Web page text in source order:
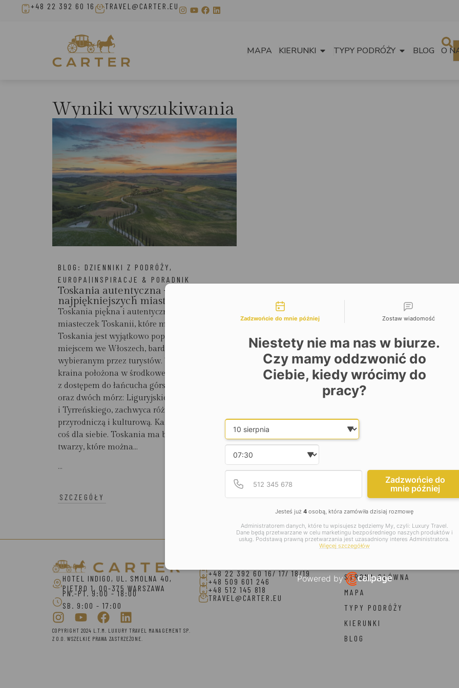
+48 22 392 60 16 TRAVEL@CARTER.EU
MAPA KIERUNKI TYPY PODRÓŻY BLOG O
Wyniki wyszukiwania
BLOG: DZIENNIKI Z PODRÓŻY ,
EUROPA|INSPIRACJE & PORADNIK
Toskania autentyczna – 10
najpiękniejszych miasteczek
Toskania piękna i autentyczna – 10
miasteczek Toskanii, które musisz poznać!
Toskania jest wyjątkowo popularnym
miejscem we Włoszech, bardzo chętnie
wybieranym przez turystów. Ta historyczna
kraina położona w środkowej części Italii,
z dostępem do łańcucha górskiego Apenin
oraz dwóch mórz: Liguryjskiego
i Tyrreńskiego, zachwyca różnorodnością
przyrodniczą i kulturową. Każdy znajdzie tutaj
coś dla siebie. Toskania ma bowiem wiele
twarzy, które można...
...
SZCZEGÓŁY
HOTEL INDIGO, UL. SMOLNA 40,
PIĘTRO 1, 00-375 WARSZAWA
PN.-PT. 9:00 - 18:00
SB. 9:00 - 17:00
COPYRIGHT 2024 L.T.M. LUXURY TRAVEL MANAGEMENT SP.
Z O.O. WSZELKIE PRAWA ZASTRZEŻONE.
+48 22 392 60 16/ 17/ 18/19
+48 509 601 246
+48 512 145 818
TRAVEL@CARTER.EU
STRONA GŁÓWNA
MAPA
TYPY PODRÓŻY
KIERUNKI
BLOG
Możliwości kontaktu
Zadzwońcie do mnie później Zostaw wiadomość
Niestety nie ma nas w biurze.
Czy mamy oddzwonić do
Ciebie, kiedy wrócimy do
pracy?
Date and time slection for
Wybierz datę
Numer telefonu
Podaj poprawny numer
Zadzwońcie do
mnie później
Jesteś już 4 osobą, która zamówiła dzisiaj rozmowę
Administratorem danych, które tu wpisujesz będziemy My, czyli: Luxury Travel.
Dane będą przetwarzane w celu marketingu bezpośredniego naszych produktów i
usług. Podstawą prawną przetwarzania jest uzasadniony interes Administratora.
Więcej szczegółów
Powered by
Open link in new window